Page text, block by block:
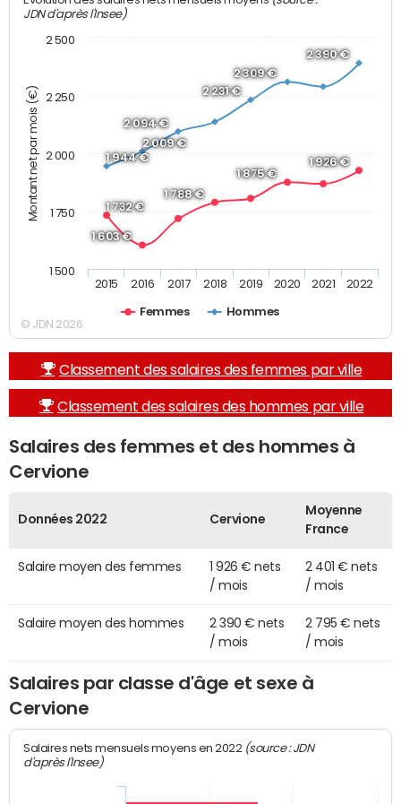
Montant net par mois (€)
JDN d'après l'Insee)
1 732 €
1 603 €
1 788 €
1 875 €
1 926 €
1 944 €
2 009 €
2 094 €
2 231 €
2 309 €
2 390 €
Femmes Hommes
2015 2016 2017 2018 2019 2020 2021 2022
1 500
1 750
2 000
2 250
2 500
© JDN 2026
Classement des salaires des femmes par ville
Classement des salaires des hommes par ville
Salaires des femmes et des hommes à
Cervione
Données 2022 Cervione
Moyenne
France
Salaire moyen des femmes
1 926 € nets
/ mois
2 401 € nets
/ mois
Salaire moyen des hommes
2 390 € nets
/ mois
2 795 € nets
/ mois
Salaires par classe d'âge et sexe à
Cervione
Salaires nets mensuels moyens en 2022 (source : JDN
d'après l'Insee)